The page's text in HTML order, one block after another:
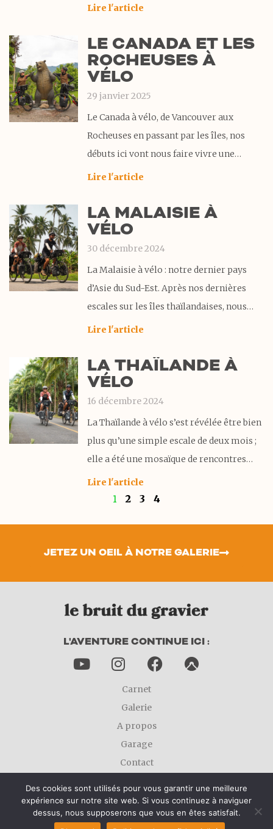
cette lampe radar L7 de la marque
décourivir pourquoi nous nous avons été
séduit. D’ailleurs cette lampe est devenue
un élément indispensable de notre
Lire l'article
LE CANADA ET LES
ROCHEUSES À
VÉLO
29 janvier 2025
Le Canada à vélo, de Vancouver aux
Rocheuses en passant par les îles, nos
débuts ici vont nous faire vivre une
aventure palpitante et nous offrir de
nos premiers coups de pédale à
Vancouver, sans planification ni itinéraire
précis pour la traversée du
Lire l'article
LA MALAISIE À
VÉLO
30 décembre 2024
La Malaisie à vélo : notre dernier pays
d’Asie du Sud-Est. Après nos dernières
escales sur les îles thaïlandaises, nous
entrons dans le pays. Quelle aventure de
vélos ! Mais une fois de retour sur la terre
ferme, quelle
Lire l'article
LA THAÏLANDE À
VÉLO
16 décembre 2024
La Thaïlande à vélo s’est révélée être bien
plus qu’une simple escale de deux mois ;
elle a été une mosaïque de rencontres
enrichissantes et de découvertes
éblouissantes. Si nous pensions connaître
Lire l'article
1 2 3 4
JETEZ UN OEIL À NOTRE GALERIE
L'AVENTURE CONTINUE ICI :
Carnet
Galerie
A propos
Garage
Contact
LE BRUIT DU GRAVIER © 2024 - CRÉÉ ET ALIMENTÉ AVEC ♥ PAR
Des cookies sont utilisés pour vous garantir une meilleure
expérience sur notre site web. Si vous continuez à naviguer
dessus, nous supposerons que vous en êtes satisfait.